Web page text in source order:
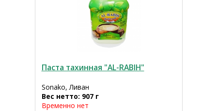
Паста тахинная "AL-RABIH"
Sonako, Ливан
Вес нетто: 907 г
Временно нет